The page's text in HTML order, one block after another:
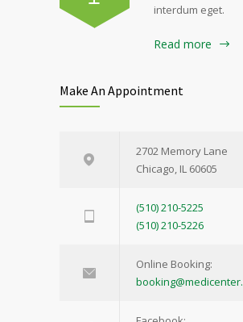
interdum eget.
Read more
Make An Appointment
2702 Memory Lane
Chicago, IL 60605
(510) 210-5225
(510) 210-5226
Online Booking: